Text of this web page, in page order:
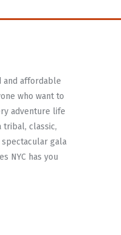
and affordable
who want to
adventure life
tribal, classic,
spectacular gala
NYC has you